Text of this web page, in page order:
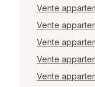
Vente
Vente
Vente
Vente
Vente